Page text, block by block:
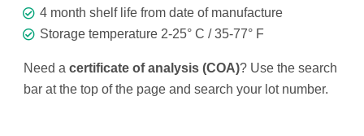
4 month shelf life from date of manufacture
Storage temperature 2-25° C / 35-77° F
Need a certificate of analysis (COA)? Use the search
bar at the top of the page and search your lot number.